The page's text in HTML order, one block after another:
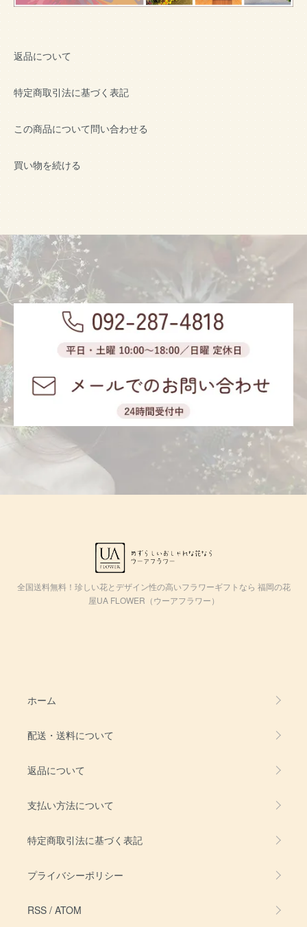
返品について
特定商取引法に基づく表記
この商品について問い合わせる
買い物を続ける
全国送料無料！珍しい花とデザイン性の高いフラワーギフトなら 福岡の花
屋UA FLOWER（ウーアフラワー）
ホーム
配送・送料について
返品について
支払い方法について
特定商取引法に基づく表記
プライバシーポリシー
RSS / ATOM